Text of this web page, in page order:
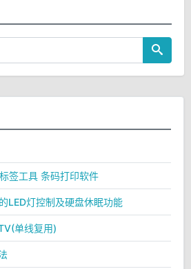
签工具 条码打印软件
LED灯控制及硬盘休眠功能
单线复用)